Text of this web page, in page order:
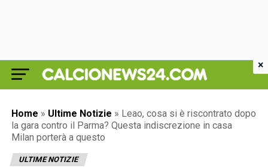
Home » Ultime Notizie » Leao, cosa si è riscontrato dopo
la gara contro il Parma? Questa indiscrezione in casa
Milan porterà a questo
ULTIME NOTIZIE
×